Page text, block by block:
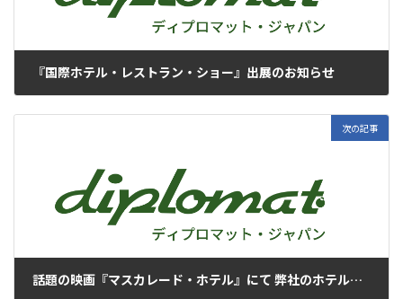
『国際ホテル・レストラン・ショー』出展のお知らせ
次の記事
話題の映画『マスカレード・ホテル』にて 弊社のホテル用金庫が使用されました